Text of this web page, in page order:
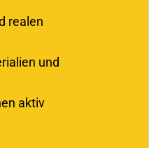
realen
und
aktiv